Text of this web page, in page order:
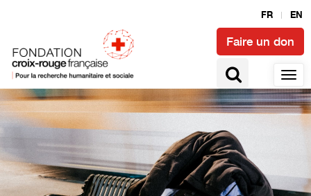
FR EN
Faire un don